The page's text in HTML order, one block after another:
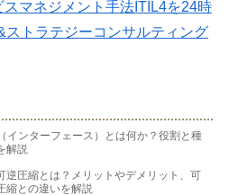
インターフェース）とは何か？役割と種
解説
逆圧縮とは？メリットやデメリット、可
縮との違いを解説